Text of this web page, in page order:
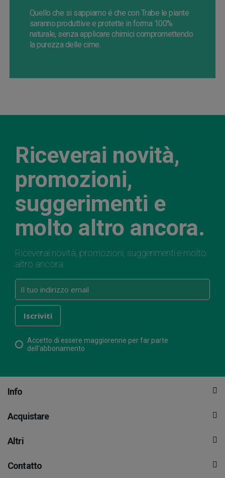
Quello che si sappiamo é che con Trabe le piante
saranno produttive e protette in forma 100%
naturale, senza applicare chimici compromettendo
la purezza delle cime.
Riceverai novità,
promozioni,
suggerimenti e
molto altro ancora.
Riceverai novità, promozioni, suggerimenti e molto
altro ancora.
Accetto di essere maggiorenne per far parte
dell'abbonamento
Info
Acquistare
Altri
Contatto